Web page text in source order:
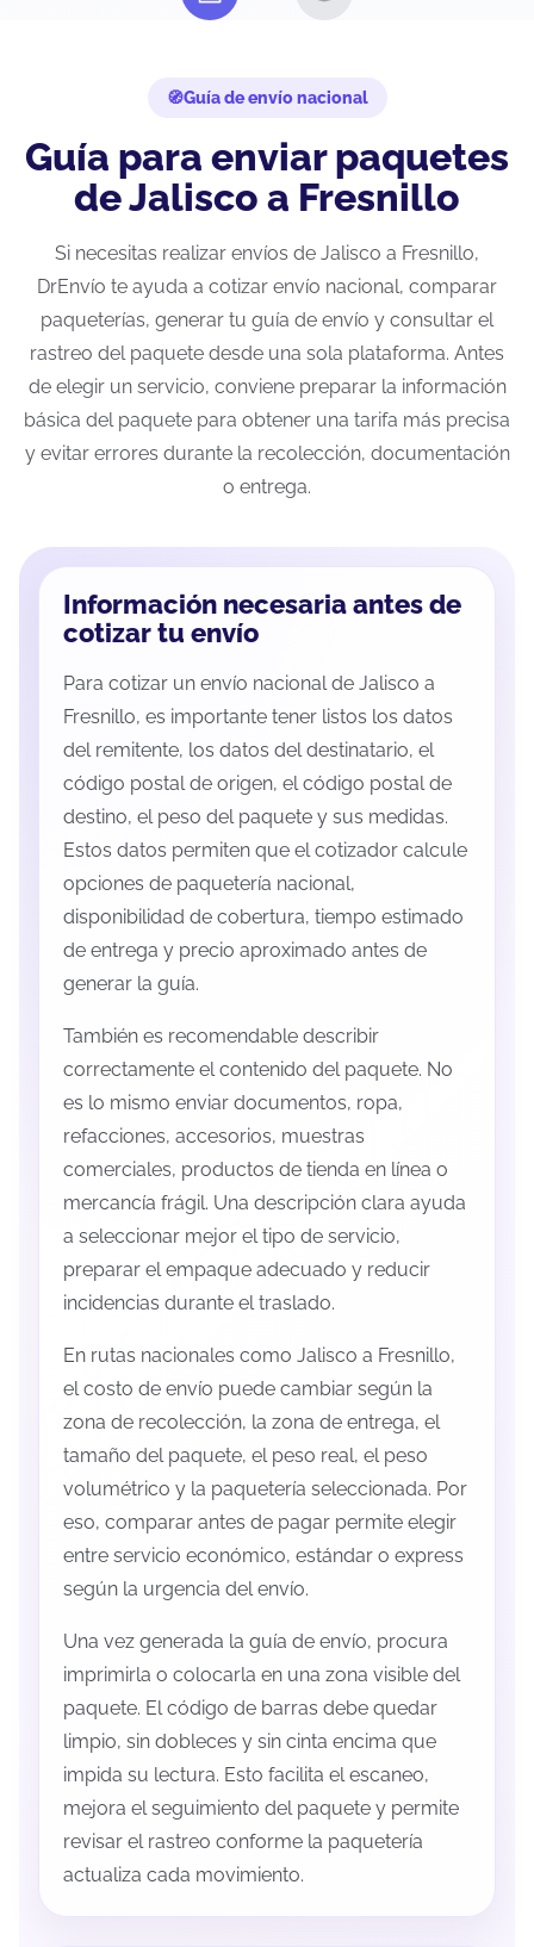
Guía de envío nacional
Guía para enviar paquetes
de Jalisco a Fresnillo
Si necesitas realizar envíos de Jalisco a Fresnillo,
DrEnvío te ayuda a cotizar envío nacional, comparar
paqueterías, generar tu guía de envío y consultar el
rastreo del paquete desde una sola plataforma. Antes
de elegir un servicio, conviene preparar la información
básica del paquete para obtener una tarifa más precisa
y evitar errores durante la recolección, documentación
o entrega.
Información necesaria antes de
cotizar tu envío
Para cotizar un envío nacional de Jalisco a
Fresnillo, es importante tener listos los datos
del remitente, los datos del destinatario, el
código postal de origen, el código postal de
destino, el peso del paquete y sus medidas.
Estos datos permiten que el cotizador calcule
opciones de paquetería nacional,
disponibilidad de cobertura, tiempo estimado
de entrega y precio aproximado antes de
generar la guía.
También es recomendable describir
correctamente el contenido del paquete. No
es lo mismo enviar documentos, ropa,
refacciones, accesorios, muestras
comerciales, productos de tienda en línea o
mercancía frágil. Una descripción clara ayuda
a seleccionar mejor el tipo de servicio,
preparar el empaque adecuado y reducir
incidencias durante el traslado.
En rutas nacionales como Jalisco a Fresnillo,
el costo de envío puede cambiar según la
zona de recolección, la zona de entrega, el
tamaño del paquete, el peso real, el peso
volumétrico y la paquetería seleccionada. Por
eso, comparar antes de pagar permite elegir
entre servicio económico, estándar o express
según la urgencia del envío.
Una vez generada la guía de envío, procura
imprimirla o colocarla en una zona visible del
paquete. El código de barras debe quedar
limpio, sin dobleces y sin cinta encima que
impida su lectura. Esto facilita el escaneo,
mejora el seguimiento del paquete y permite
revisar el rastreo conforme la paquetería
actualiza cada movimiento.